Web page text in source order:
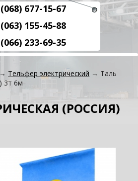
(068) 677-15-67
(063) 155-45-88
(066) 233-69-35
→ Тельфер электрический → Таль
3т 6м
(РОССИЯ)